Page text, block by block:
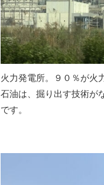
火力発電所。９０％が火
石油は、掘り出す技術が
です。